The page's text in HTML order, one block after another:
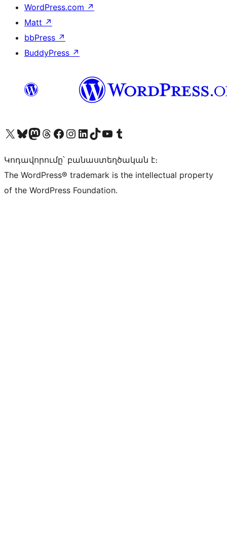
WordPress.com ↗
Matt ↗
bbPress ↗
BuddyPress ↗
Visit our X (formerly Twitter) account
Visit our Bluesky account
Visit our Mastodon account
Visit our Threads account
Visit our Facebook page
Visit our Instagram account
Visit our LinkedIn account
Visit our TikTok account
Visit our YouTube channel
Visit our Tumblr account
Կոդավորումը՝ բանաստեղծական է։
The WordPress® trademark is the intellectual property
of the WordPress Foundation.